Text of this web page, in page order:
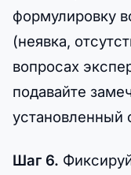
формулировку
(неявка,
вопросах
подавайте
установленный
Шаг 6.